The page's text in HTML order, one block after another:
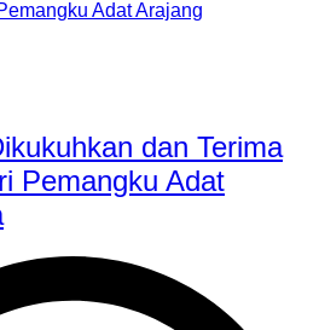
dan Terima
Pemangku Adat